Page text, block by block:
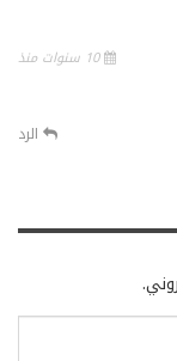
10 سنوات منذ
الرد